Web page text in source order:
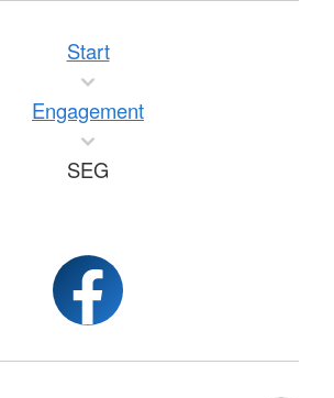
Start
Engagement
SEG